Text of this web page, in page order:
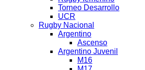
Torneo Desarrollo
UCR
Rugby Nacional
Argentino
Ascenso
Argentino Juvenil
M16